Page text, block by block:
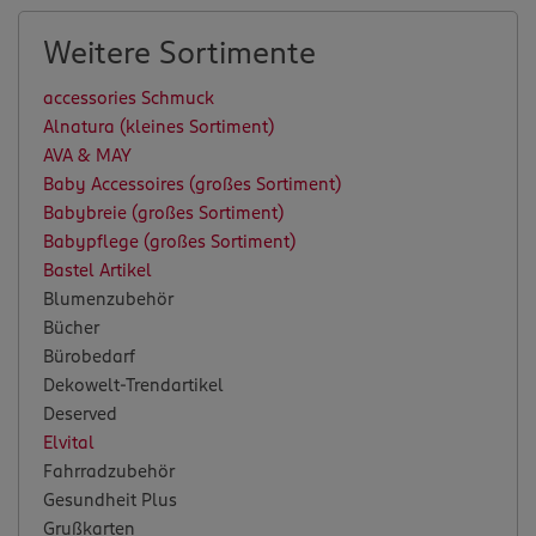
Weitere Sortimente
accessories Schmuck
Alnatura (kleines Sortiment)
AVA & MAY
Baby Accessoires (großes Sortiment)
Babybreie (großes Sortiment)
Babypflege (großes Sortiment)
Bastel Artikel
Blumenzubehör
Bücher
Bürobedarf
Dekowelt-Trendartikel
Deserved
Elvital
Fahrradzubehör
Gesundheit Plus
Grußkarten